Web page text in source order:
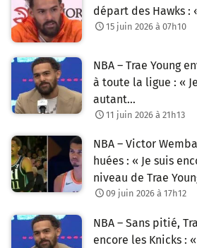
départ des Hawks :
15 juin 2026 à 07h10
NBA – Trae Young
à toute la ligue : «
autant…
11 juin 2026 à 21h13
NBA – Victor
huées : « Je suis
niveau de Trae
09 juin 2026 à 17h12
NBA – Sans pitié,
encore les Knicks :